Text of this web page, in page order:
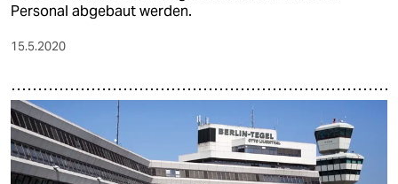
Personal abgebaut werden.
15.5.2020